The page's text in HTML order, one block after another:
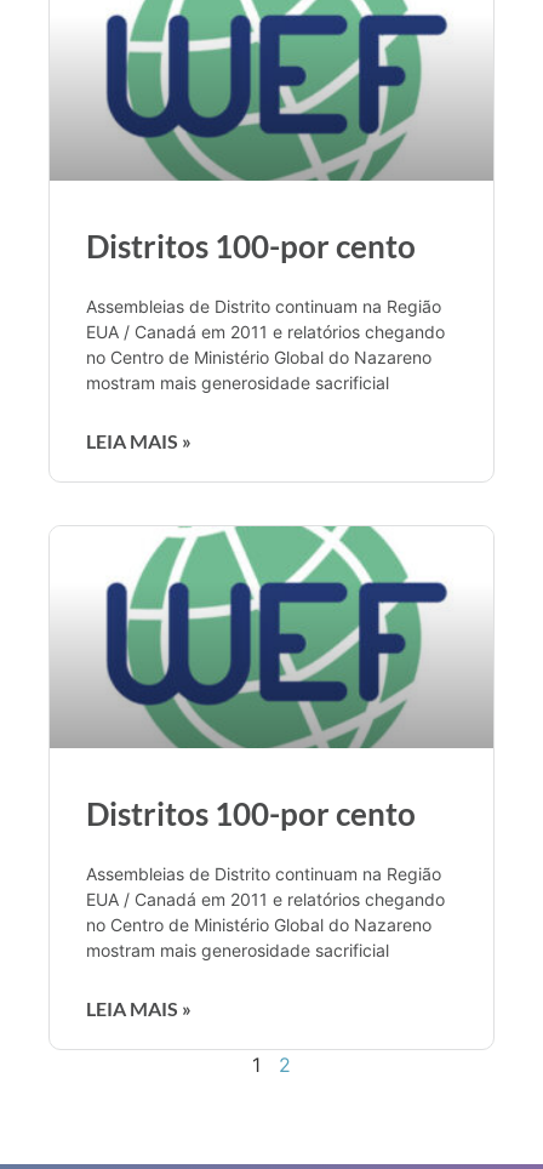
Distritos 100-por cento
Assembleias de Distrito continuam na Região
EUA / Canadá em 2011 e relatórios chegando
no Centro de Ministério Global do Nazareno
mostram mais generosidade sacrificial
LEIA MAIS »
Distritos 100-por cento
Assembleias de Distrito continuam na Região
EUA / Canadá em 2011 e relatórios chegando
no Centro de Ministério Global do Nazareno
mostram mais generosidade sacrificial
LEIA MAIS »
1 2